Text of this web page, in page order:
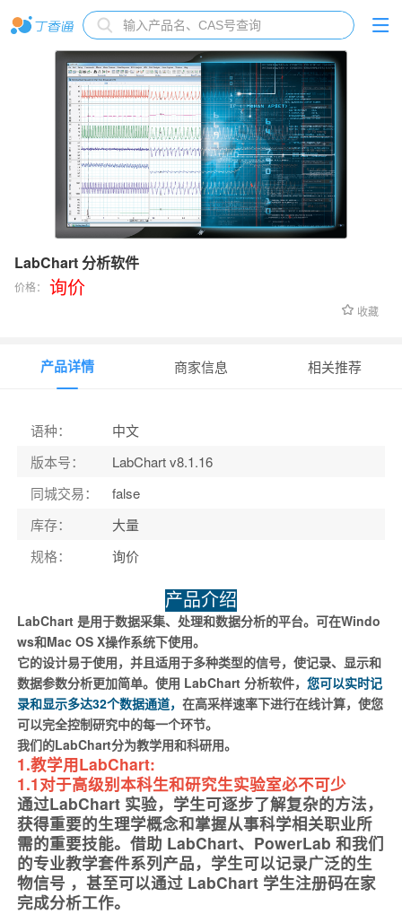
LabChart 分析软件
价格： 询价
收藏
产品详情 商家信息 相关推荐
语种：
中文
版本号：
LabChart v8.1.16
同城交易：
false
库存：
大量
规格： 询价
产品介绍
LabChart 是用于数据采集、处理和数据分析的平台。可在Windo
ws和Mac OS X操作系统下使用。
它的设计易于使用，并且适用于多种类型的信号，使记录、显示和
数据参数分析更加简单。使用 LabChart 分析软件， 您可以实时记
录和显示多达32个数据通道， 在高采样速率下进行在线计算，使您
可以完全控制研究中的每一个环节。
我们的LabChart分为教学用和科研用。
1.教学用LabChart:
1.1对于高级别本科生和研究生实验室必不可少
通过LabChart 实验，学生可逐步了解复杂的方法，
获得重要的生理学概念和掌握从事科学相关职业所
需的重要技能。借助 LabChart、PowerLab 和我们
的专业教学套件系列产品，学生可以记录广泛的生
物信号 ，甚至可以通过 LabChart 学生注册码在家
完成分析工作。